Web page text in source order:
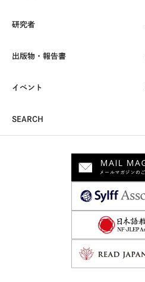
研究者
出版物・報告書
イベント
SEARCH